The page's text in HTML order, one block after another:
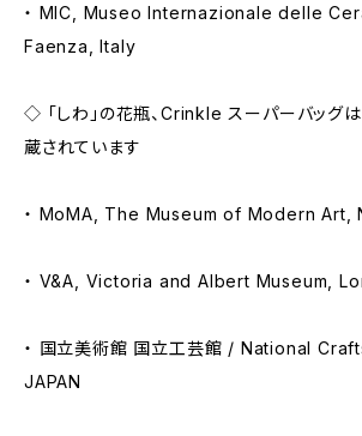
・ MIC, Museo Internazionale delle
Faenza, Italy
◇ 「しわ」の花瓶、Crinkle スーパーバッグ
蔵されています
・ MoMA, The Museum of Modern Art,
・ V&A, Victoria and Albert Museum,
・ 国立美術館 国立工芸館 / National
JAPAN